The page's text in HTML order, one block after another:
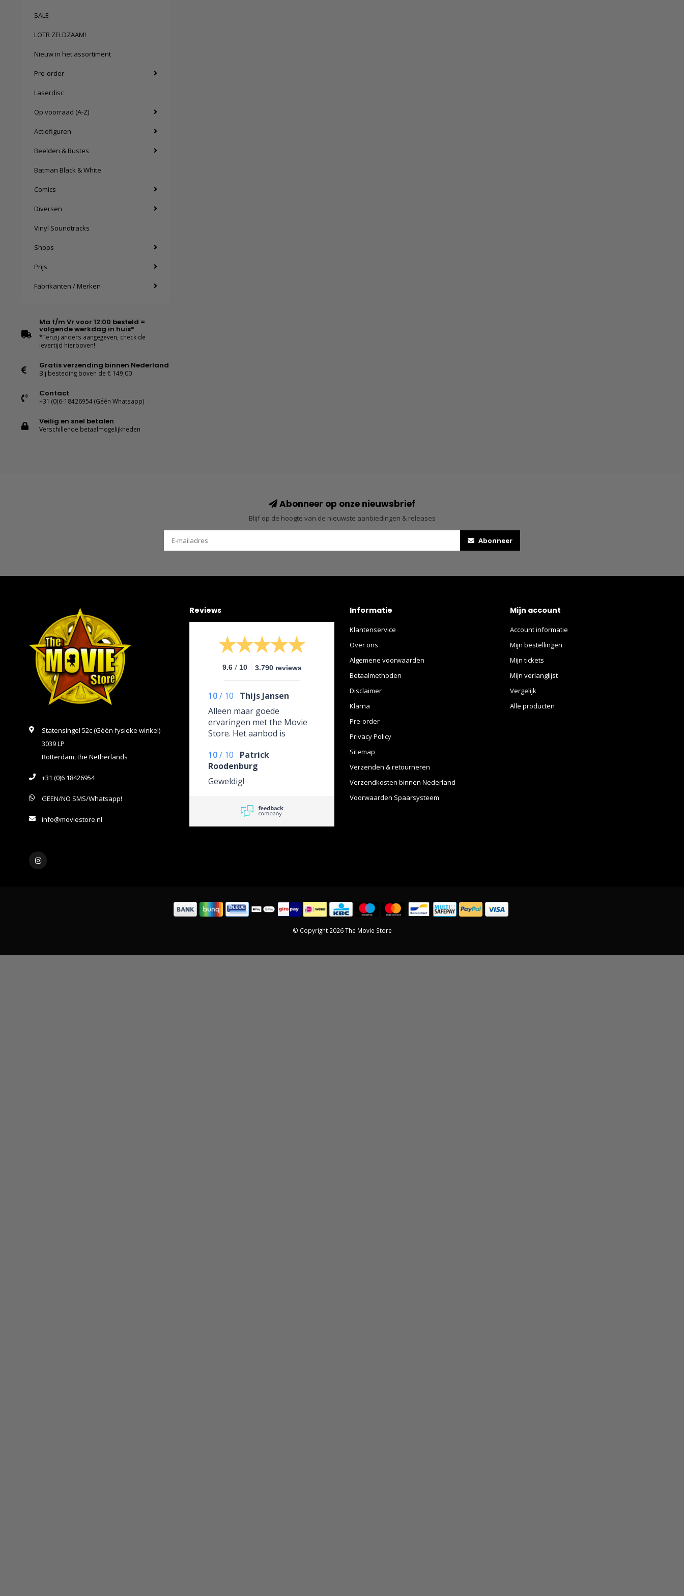
SALE
LOTR ZELDZAAM!
Nieuw in het assortiment
Pre-order
Laserdisc
Op voorraad (A-Z)
Actiefiguren
Beelden & Bustes
Batman Black & White
Comics
Diversen
Vinyl Soundtracks
Shops
Prijs
Fabrikanten / Merken
Ma t/m Vr voor 12:00 besteld =
volgende werkdag in huis*
*Tenzij anders aangegeven, check de
levertijd hierboven!
Gratis verzending binnen Nederland
Bij besteding boven de € 149,00
Contact
+31 (0)6-18426954 (Géén Whatsapp)
Veilig en snel betalen
Verschillende betaalmogelijkheden
Abonneer op onze nieuwsbrief
Blijf op de hoogte van de nieuwste aanbiedingen & releases
Abonneer
Statensingel 52c (Géén fysieke winkel)
3039 LP
Rotterdam, the Netherlands
+31 (0)6 18426954
GEEN/NO SMS/Whatsapp!
info@moviestore.nl
Reviews
9.6 / 10 3.790 reviews
10 / 10
Thijs Jansen
Alleen maar goede
ervaringen met the Movie
Store. Het aanbod is
goed verpakt en snel
geleverd. Vijf sterren ⭐️
10 / 10
Patrick
Roodenburg
Geweldig!
Informatie
Klantenservice
Over ons
Algemene voorwaarden
Betaalmethoden
Disclaimer
Klarna
Pre-order
Privacy Policy
Sitemap
Verzenden & retourneren
Verzendkosten binnen Nederland
Voorwaarden Spaarsysteem
Mijn account
Account informatie
Mijn bestellingen
Mijn tickets
Mijn verlanglijst
Vergelijk
Alle producten
© Copyright 2026 The Movie Store